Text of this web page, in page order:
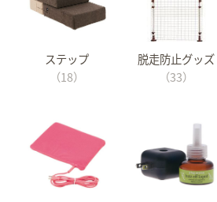
ステップ
（18）
脱走防止グッズ
（33）